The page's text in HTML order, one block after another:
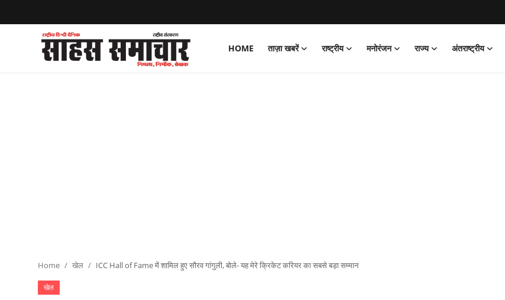
HOME ताज़ा खबरें राष्ट्रीय मनोरंजन राज्य अंतराष्ट्रीय
Register
Home खेल ICC Hall of Fame में शामिल हुए सौरव गांगुली, बोले- यह मेरे क्रिकेट करियर का सबसे बड़ा सम्मान
खेल